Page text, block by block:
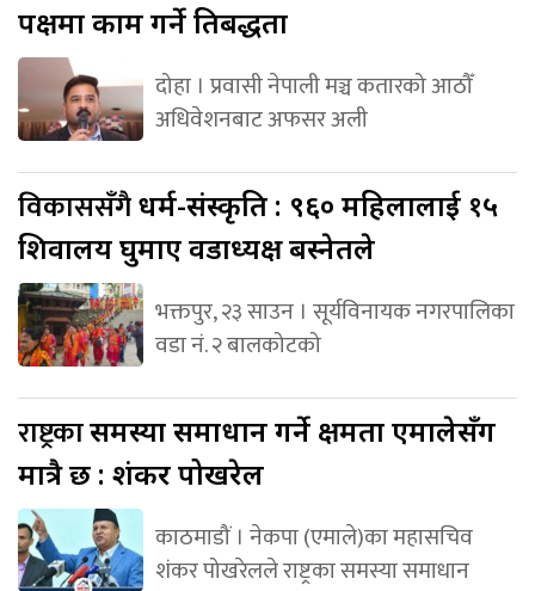
पक्षमा काम गर्ने प्रतिबद्धता
दोहा । प्रवासी नेपाली मञ्च कतारको आठौँ
अधिवेशनबाट अफसर अली
विकाससँगैधर्म-संस्कृति : ९६० महिलालाई १५
शिवालय घुमाए वडाध्यक्ष बस्नेतले
भक्तपुर, २३ साउन । सूर्यविनायक नगरपालिका
वडा नं. २ बालकोटको
राष्ट्रकासमस्या समाधान गर्ने क्षमता एमालेसँग
मात्रै छ : शंकर पोखरेल
काठमाडौं । नेकपा (एमाले)का महासचिव
शंकर पोखरेलले राष्ट्रका समस्या समाधान